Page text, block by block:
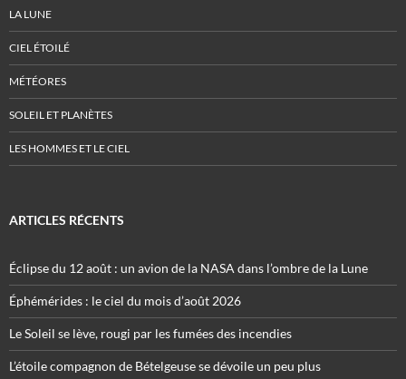
LA LUNE
CIEL ÉTOILÉ
MÉTÉORES
SOLEIL ET PLANÈTES
LES HOMMES ET LE CIEL
ARTICLES RÉCENTS
Éclipse du 12 août : un avion de la NASA dans l’ombre de la Lune
Éphémérides : le ciel du mois d’août 2026
Le Soleil se lève, rougi par les fumées des incendies
L’étoile compagnon de Bételgeuse se dévoile un peu plus